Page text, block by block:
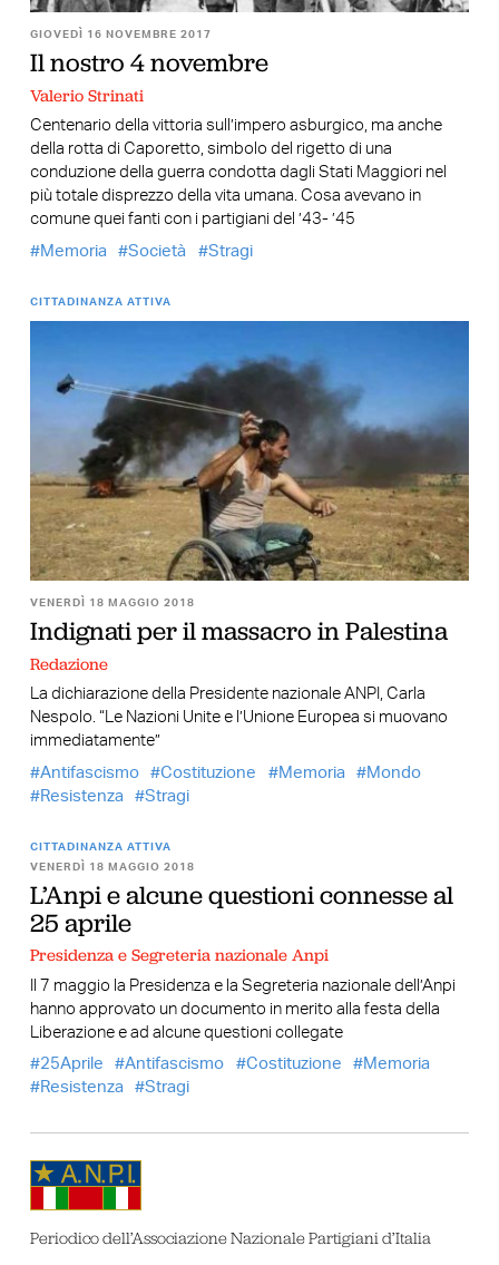
GIOVEDÌ 16 NOVEMBRE 2017
Il nostro 4 novembre
Valerio Strinati
Centenario della vittoria sull’impero asburgico, ma anche
della rotta di Caporetto, simbolo del rigetto di una
conduzione della guerra condotta dagli Stati Maggiori nel
più totale disprezzo della vita umana. Cosa avevano in
comune quei fanti con i partigiani del ’43- ’45
Memoria
Società Stragi
CITTADINANZA ATTIVA
VENERDÌ 18 MAGGIO 2018
Indignati per il massacro in Palestina
Redazione
La dichiarazione della Presidente nazionale ANPI, Carla
Nespolo. “Le Nazioni Unite e l’Unione Europea si muovano
immediatamente”
Antifascismo
Costituzione Memoria
Mondo
Resistenza
Stragi
CITTADINANZA ATTIVA
VENERDÌ 18 MAGGIO 2018
L’Anpi e alcune questioni connesse al
25 aprile
Presidenza e Segreteria nazionale Anpi
Il 7 maggio la Presidenza e la Segreteria nazionale dell’Anpi
hanno approvato un documento in merito alla festa della
Liberazione e ad alcune questioni collegate
25Aprile
Antifascismo Costituzione
Memoria
Resistenza
Stragi
Periodico dell’Associazione Nazionale Partigiani d’Italia